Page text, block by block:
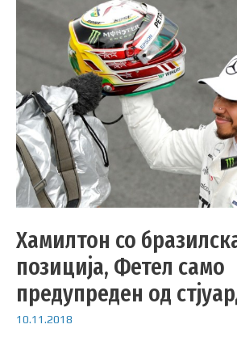
Хамилтон со
позиција, Фетел само
предупреден од
10.11.2018